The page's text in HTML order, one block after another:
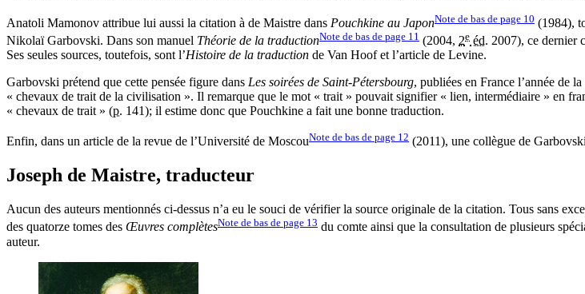
Anatoli Mamonov attribue lui aussi la citation à de Maistre dans Pouchkine au JaponNote de bas de page 10 (1984),
Nikolaï Garbovski. Dans son manuel Théorie de la traductionNote de bas de page 11 (2004, 2e éd. 2007), ce dernier
Ses seules sources, toutefois, sont l’Histoire de la traduction de Van Hoof et l’article de Levine.
Garbovski prétend que cette pensée figure dans Les soirées de Saint-Pétersbourg, publiées en France l’année de
« chevaux de trait de la civilisation ». Il remarque que le mot « trait » pouvait signifier « lien, intermédiaire » en
« chevaux de trait » (p. 141); il estime donc que Pouchkine a fait une bonne traduction.
Enfin, dans un article de la revue de l’Université de MoscouNote de bas de page 12 (2011), une collègue de
Joseph de Maistre, traducteur
Aucun des auteurs mentionnés ci-dessus n’a eu le souci de vérifier la source originale de la citation. Tous sans
des quatorze tomes des Œuvres complètesNote de bas de page 13 du comte ainsi que la consultation de plusieurs
auteur.